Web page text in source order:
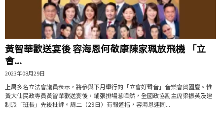
黃智華歡送宴後 容海恩何敬康陳家珮放飛機 「立
會...
2023年08月29日
上周多名立法會議員表示，將參與下月舉行的「立會好聲音」音樂會賀國慶。惟
黃大仙民政專員黃智華歡送宴後，鋪張排場惹嘩然，全國政協副主席梁振英及建
制派「班長」先後批評。周二（29日）有報道指，容海恩連同...